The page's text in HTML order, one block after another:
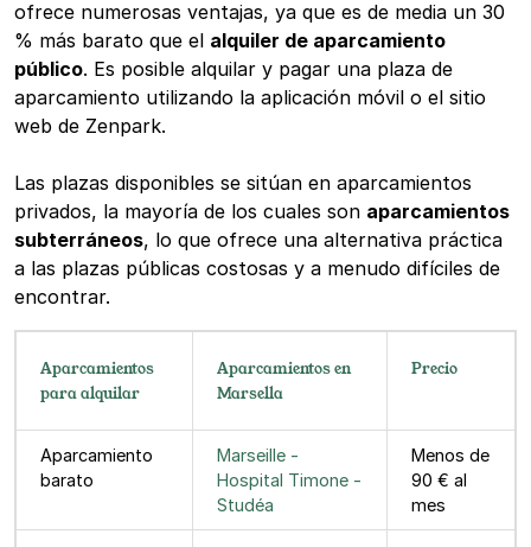
ofrece numerosas ventajas, ya que es de media un 30
% más barato que el alquiler de aparcamiento
público. Es posible alquilar y pagar una plaza de
aparcamiento utilizando la aplicación móvil o el sitio
web de Zenpark.
Las plazas disponibles se sitúan en aparcamientos
privados, la mayoría de los cuales son aparcamientos
subterráneos, lo que ofrece una alternativa práctica
a las plazas públicas costosas y a menudo difíciles de
encontrar.
Aparcamientos
para alquilar
Aparcamientos en
Marsella
Precio
Aparcamiento
barato
Marseille -
Hospital Timone -
Studéa
Menos de
90 € al
mes